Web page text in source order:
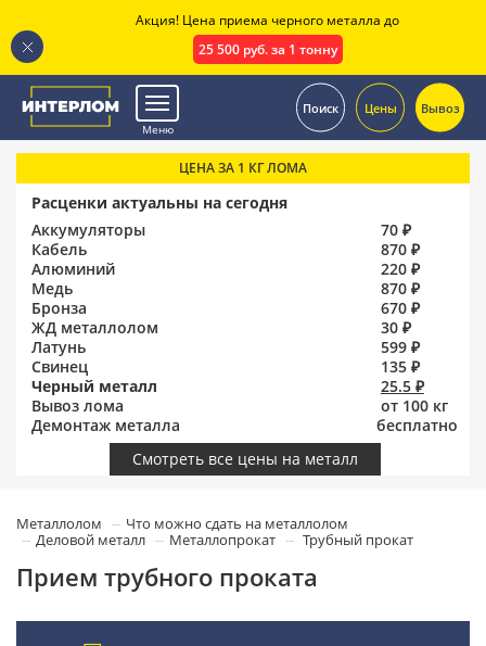
Меню
Поиск Цены Вывоз
ЦЕНА ЗА 1 КГ ЛОМА
Расценки актуальны на сегодня
Аккумуляторы
70 ₽
Кабель
870 ₽
Алюминий
220 ₽
Медь
870 ₽
Бронза
670 ₽
ЖД металлолом
30 ₽
Латунь
599 ₽
Свинец
135 ₽
Черный металл
25.5 ₽
Вывоз лома
от 100 кг
Демонтаж металла
бесплатно
Смотреть все цены на металл
Металлолом
Что можно сдать на металлолом
Деловой металл
Металлопрокат Трубный прокат
Прием трубного проката
Акция! Цена приема черного металла до
25 500 руб. за 1 тонну
.